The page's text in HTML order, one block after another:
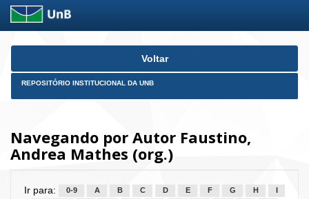
Skip
Voltar
REPOSITÓRIO INSTITUCIONAL DA UNB
Navegando por Autor Faustino,
Andrea Mathes (org.)
Ir para: 0-9 A B C D E F G H